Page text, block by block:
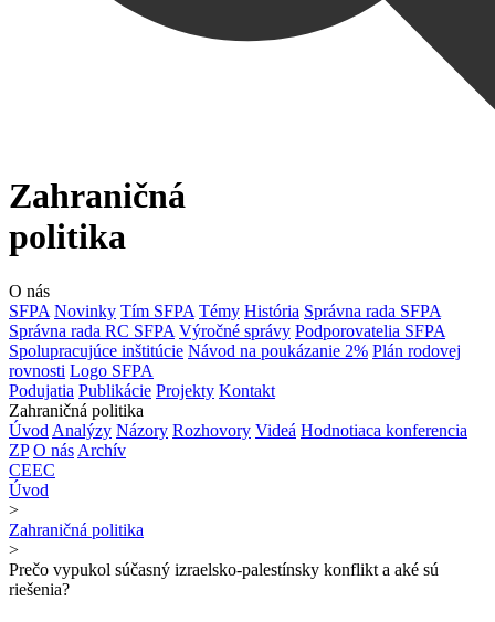
Zahraničná
politika
O nás
SFPA Novinky Tím SFPA Témy História Správna rada SFPA
Správna rada RC SFPA Výročné správy Podporovatelia SFPA
Spolupracujúce inštitúcie Návod na poukázanie 2% Plán rodovej
rovnosti Logo SFPA
Podujatia Publikácie Projekty Kontakt
Zahraničná politika
Úvod Analýzy Názory Rozhovory Videá Hodnotiaca konferencia
ZP O nás Archív
CEEC
Úvod
>
Zahraničná politika
>
Prečo vypukol súčasný izraelsko-palestínsky konflikt a aké sú
riešenia?